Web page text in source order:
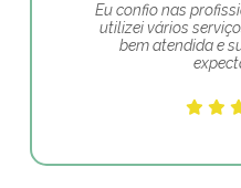
Eu confio nas
utilizei vários
bem atendida e